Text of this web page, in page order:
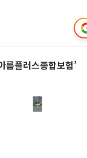
름플러스종합보험’